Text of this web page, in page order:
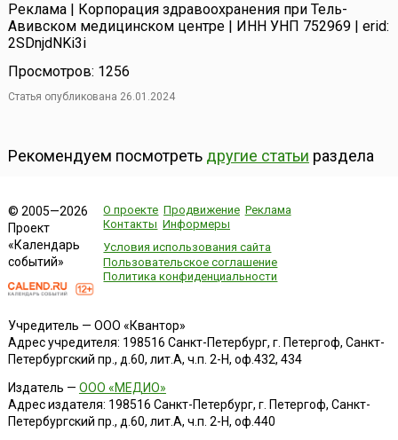
Реклама | Корпорация здравоохранения при Тель-
Авивском медицинском центре | ИНН УНП 752969 | erid:
2SDnjdNKi3i
Просмотров: 1256
Статья опубликована 26.01.2024
Рекомендуем посмотреть другие статьи раздела
© 2005—2026
Проект
«Календарь
событий»
О проекте Продвижение Реклама
Контакты Информеры
Условия использования сайта
Пользовательское соглашение
Политика конфиденциальности
Учредитель — ООО «Квантор»
Адрес учредителя: 198516 Санкт-Петербург, г. Петергоф, Санкт-
Петербургский пр., д.60, лит.А, ч.п. 2-Н, оф.432, 434
Издатель — ООО «МЕДИО»
Адрес издателя: 198516 Санкт-Петербург, г. Петергоф, Санкт-
Петербургский пр., д.60, лит.А, ч.п. 2-Н, оф.440